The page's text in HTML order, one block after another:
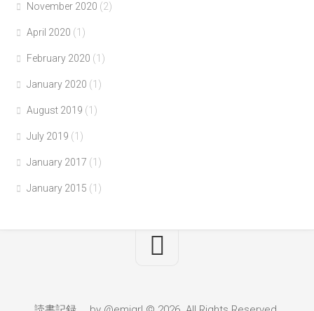
November 2020 (2)
April 2020 (1)
February 2020 (1)
January 2020 (1)
August 2019 (1)
July 2019 (1)
January 2017 (1)
January 2015 (1)